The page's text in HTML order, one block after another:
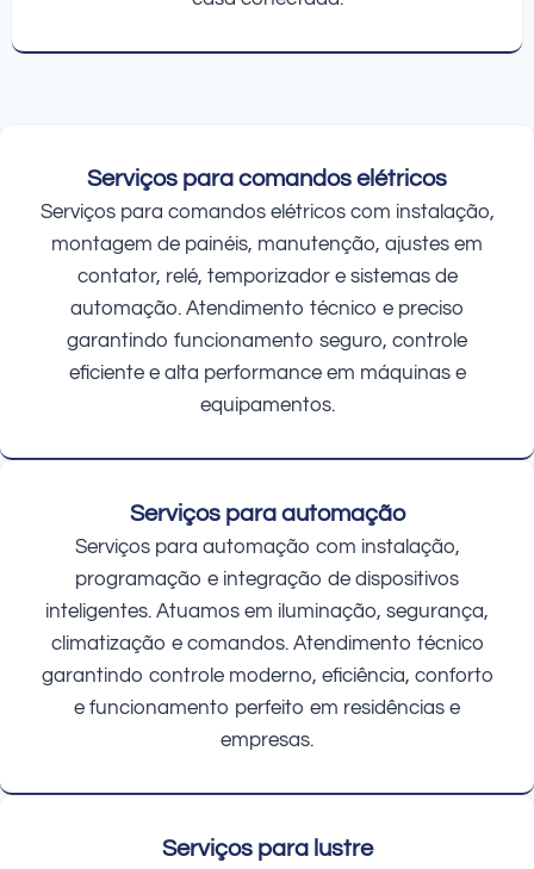
Serviços para comandos elétricos
Serviços para comandos elétricos com instalação,
montagem de painéis, manutenção, ajustes em
contator, relé, temporizador e sistemas de
automação. Atendimento técnico e preciso
garantindo funcionamento seguro, controle
eficiente e alta performance em máquinas e
equipamentos.
Serviços para automação
Serviços para automação com instalação,
programação e integração de dispositivos
inteligentes. Atuamos em iluminação, segurança,
climatização e comandos. Atendimento técnico
garantindo controle moderno, eficiência, conforto
e funcionamento perfeito em residências e
empresas.
Serviços para lustre